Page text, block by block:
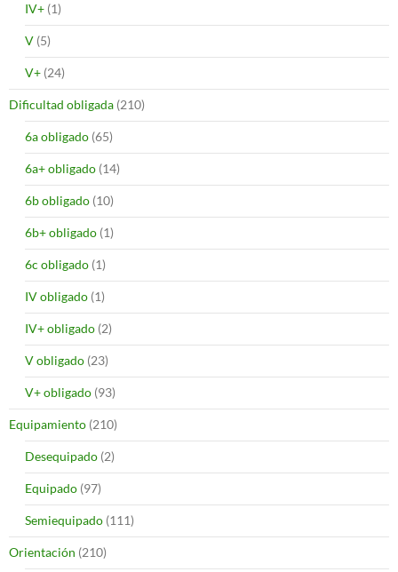
IV+ (1)
V (5)
V+ (24)
Dificultad obligada (210)
6a obligado (65)
6a+ obligado (14)
6b obligado (10)
6b+ obligado (1)
6c obligado (1)
IV obligado (1)
IV+ obligado (2)
V obligado (23)
V+ obligado (93)
Equipamiento (210)
Desequipado (2)
Equipado (97)
Semiequipado (111)
Orientación (210)